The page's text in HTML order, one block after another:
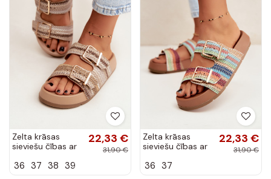
Zelta krāsas
sieviešu čības ar
platformu smilšu
22,33 €
31,90 €
36 37 38 39
Zelta krāsas
sieviešu čības ar
platformu
22,33 €
31,90 €
36 37